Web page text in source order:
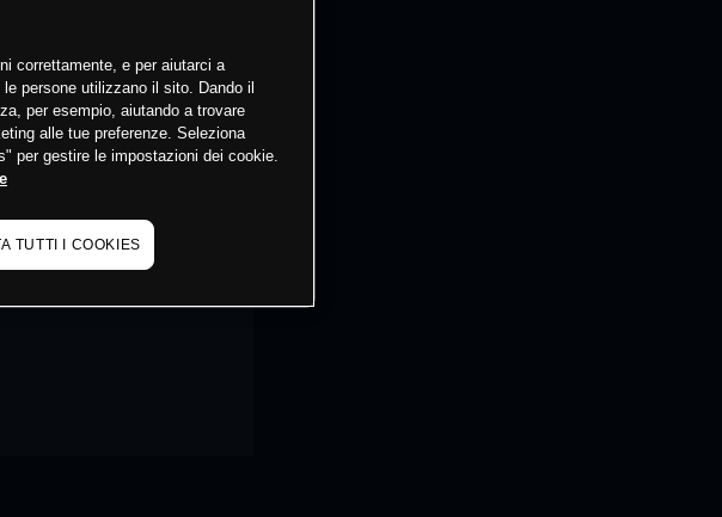
correttamente, e per aiutarci a
persone utilizzano il sito. Dando il
per esempio, aiutando a trovare
alle tue preferenze. Seleziona
per gestire le impostazioni dei cookie.
TUTTI I COOKIES